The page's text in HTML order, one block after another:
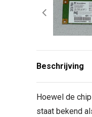
Beschrijving
Hoewel de
staat bekend